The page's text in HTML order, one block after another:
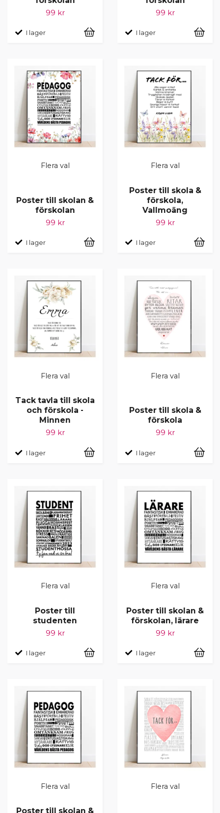
99 kr
I lager
99 kr
I lager
Flera val
Poster till skolan &
förskolan
99 kr
I lager
Flera val
Poster till skola &
förskola,
Vallmoäng
99 kr
I lager
Flera val
Tack tavla till skola
och förskola -
Minnen
99 kr
I lager
Flera val
Poster till skola &
förskola
99 kr
I lager
Flera val
Poster till
studenten
99 kr
I lager
Flera val
Poster till skolan &
förskolan, lärare
99 kr
I lager
Flera val
Poster till skolan &
Flera val